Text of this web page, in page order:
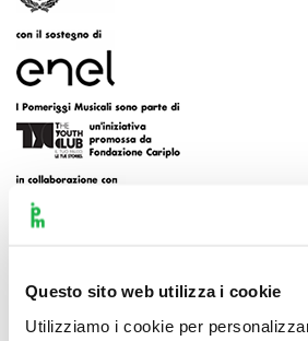
Questo sito web utilizza i cookie
Utilizziamo i cookie per